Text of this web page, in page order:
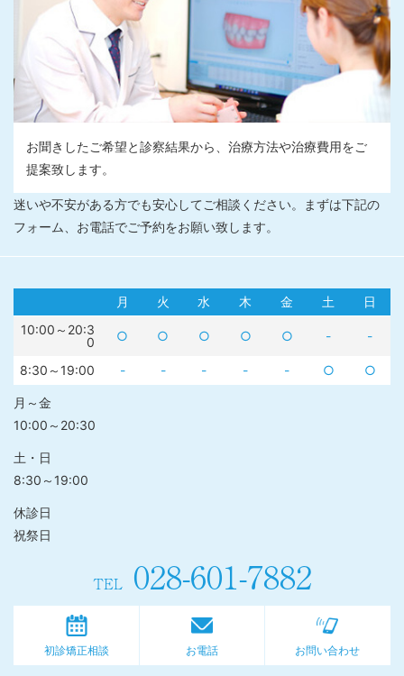
お聞きしたご希望と診察結果から、治療方法や治療費用をご
提案致します。
迷いや不安がある方でも安心してご相談ください。まずは下記の
フォーム、お電話でご予約をお願い致します。
月 火 水 木 金 土
日
10:00～20:3
0
○ ○ ○ ○ ○ - -
8:30～19:00 - - - - - ○ ○
月～金
10:00～20:30
土・日
8:30～19:00
休診日
祝祭日
TEL028-601-7882
初診矯正相談 お電話 お問い合わせ